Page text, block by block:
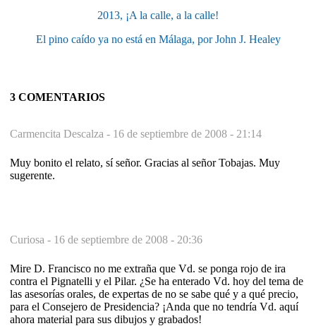
2013, ¡A la calle, a la calle!
El pino caído ya no está en Málaga, por John J. Healey
3 COMENTARIOS
Carmencita Descalza - 16 de septiembre de 2008 - 21:14
Muy bonito el relato, sí señor. Gracias al señor Tobajas. Muy
sugerente.
Curiosa - 16 de septiembre de 2008 - 20:36
Mire D. Francisco no me extraña que Vd. se ponga rojo de ira
contra el Pignatelli y el Pilar. ¿Se ha enterado Vd. hoy del tema de
las asesorías orales, de expertas de no se sabe qué y a qué precio,
para el Consejero de Presidencia? ¡Anda que no tendría Vd. aquí
ahora material para sus dibujos y grabados!